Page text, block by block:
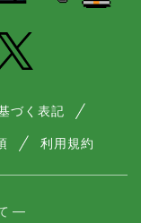
づく表記
利用規約
―